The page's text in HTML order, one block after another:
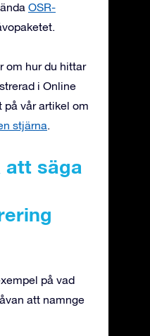
OSR-
om hur du hittar
i Online
på vår artikel om
stjärna.
att säga
på vad
att namnge